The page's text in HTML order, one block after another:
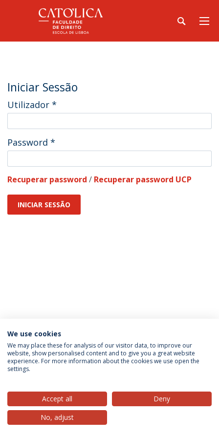
Iniciar Sessão
Utilizador *
Password *
Recuperar password / Recuperar password UCP
INICIAR SESSÃO
Política de Privacidade
Termos & Condições
Direitos do Titular dos Dados
© 2026 Universidade Católica Portuguesa
We use cookies
We may place these for analysis of our visitor data, to improve our
website, show personalised content and to give you a great website
experience. For more information about the cookies we use open the
settings.
Accept all
Deny
No, adjust